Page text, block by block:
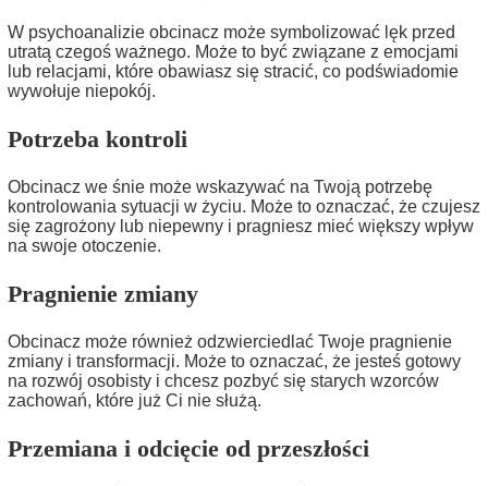
W psychoanalizie obcinacz może symbolizować lęk przed
utratą czegoś ważnego. Może to być związane z emocjami
lub relacjami, które obawiasz się stracić, co podświadomie
wywołuje niepokój.
Potrzeba kontroli
Obcinacz we śnie może wskazywać na Twoją potrzebę
kontrolowania sytuacji w życiu. Może to oznaczać, że czujesz
się zagrożony lub niepewny i pragniesz mieć większy wpływ
na swoje otoczenie.
Pragnienie zmiany
Obcinacz może również odzwierciedlać Twoje pragnienie
zmiany i transformacji. Może to oznaczać, że jesteś gotowy
na rozwój osobisty i chcesz pozbyć się starych wzorców
zachowań, które już Ci nie służą.
Przemiana i odcięcie od przeszłości